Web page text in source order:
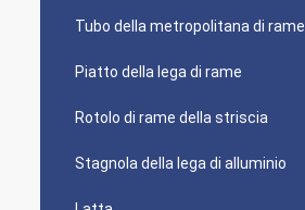
Tubo della metropolitana di rame
Piatto della lega di rame
Rotolo di rame della striscia
Stagnola della lega di alluminio